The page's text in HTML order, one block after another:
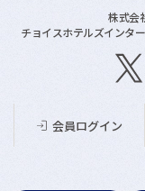
株式会
チョイスホテルズインタ
会員ログイン